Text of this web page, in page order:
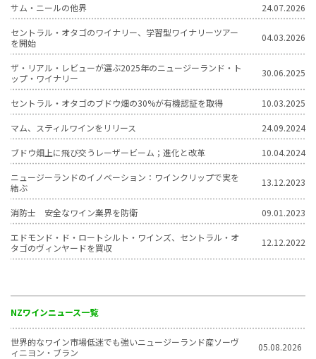
NZワインニュース一覧
世界的なワイン市場低迷でも強いニュージーランド産ソーヴ
ィニヨン・ブラン
05.08.2026
サム・ニールの他界 24.07.2026
セントラル・オタゴのワイナリー、学習型ワイナリーツアー
を開始
04.03.2026
ザ・リアル・レビューが選ぶ2025年のニュージーランド・ト
ップ・ワイナリー
30.06.2025
セントラル・オタゴのブドウ畑の30%が有機認証を取得 10.03.2025
マム、スティルワインをリリース 24.09.2024
ブドウ畑上に飛び交うレーザービーム；進化と改革 10.04.2024
ニュージーランドのイノベーション：ワインクリップで実を
結ぶ
13.12.2023
消防士 安全なワイン業界を防衛 09.01.2023
エドモンド・ド・ロートシルト・ワインズ、セントラル・オ
タゴのヴィンヤードを買収
12.12.2022